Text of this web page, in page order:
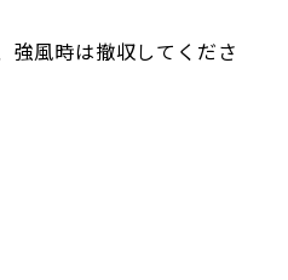
強風時は撤収してくださ